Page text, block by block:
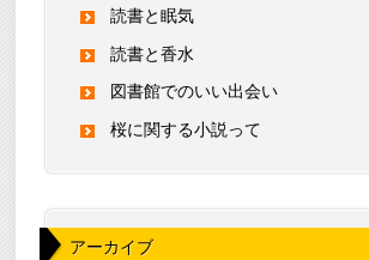
読書と眠気
読書と香水
図書館でのいい出会い
桜に関する小説って
アーカイブ